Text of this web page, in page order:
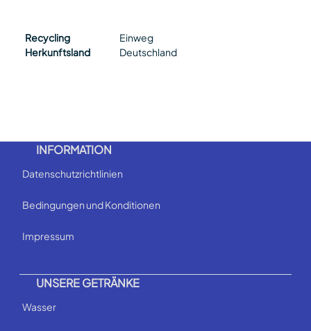
Recycling
Einweg
Herkunftsland
Deutschland
INFORMATION
Datenschutzrichtlinien
Bedingungen und Konditionen
Impressum
UNSERE GETRÄNKE
Wasser